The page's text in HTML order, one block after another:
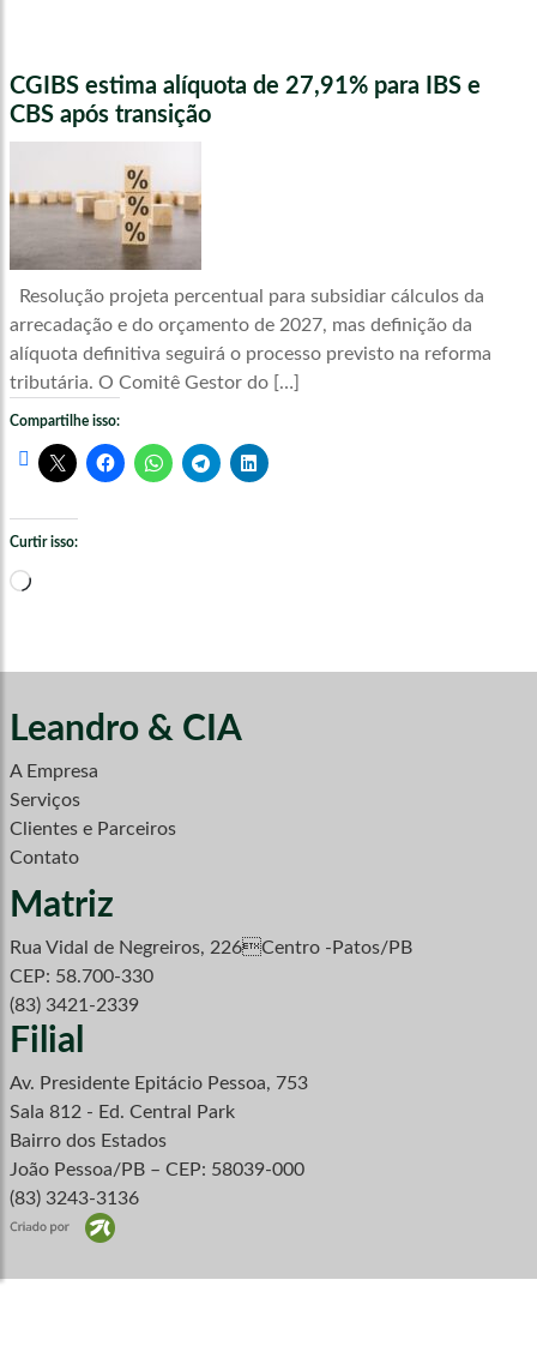
CGIBS estima alíquota de 27,91% para IBS e
CBS após transição
Resolução projeta percentual para subsidiar cálculos da
arrecadação e do orçamento de 2027, mas definição da
alíquota definitiva seguirá o processo previsto na reforma
tributária. O Comitê Gestor do […]
Compartilhe isso:
Curtir isso:
Carregando...
Leandro & CIA
A Empresa
Serviços
Clientes e Parceiros
Contato
Matriz
Rua Vidal de Negreiros, 226Centro -Patos/PB
CEP: 58.700-330
(83) 3421-2339
Filial
Av. Presidente Epitácio Pessoa, 753
Sala 812 - Ed. Central Park
Bairro dos Estados
João Pessoa/PB – CEP: 58039-000
(83) 3243-3136